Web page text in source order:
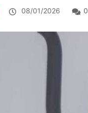
08/01/2026 0